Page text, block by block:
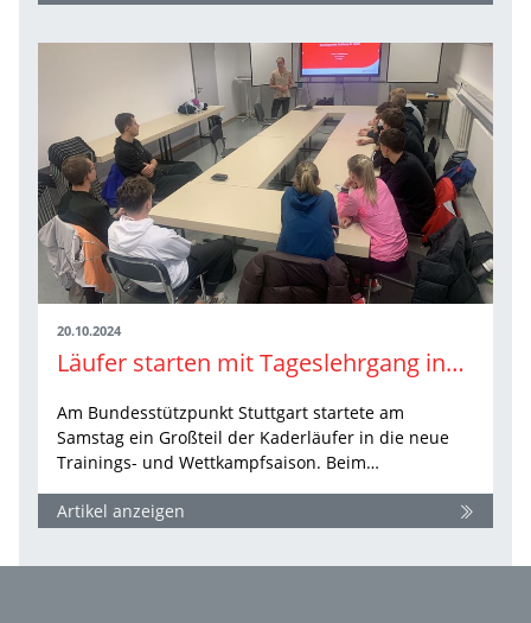
20.10.2024
Läufer starten mit Tageslehrgang ins neue Trainingsjahr
Am Bundesstützpunkt Stuttgart startete am
Samstag ein Großteil der Kaderläufer in die neue
Trainings- und Wettkampfsaison. Beim…
Artikel anzeigen